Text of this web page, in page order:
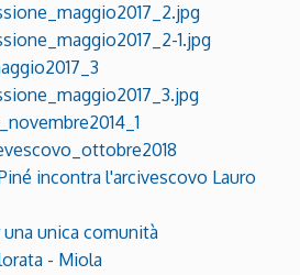
1.jpg
incontra l'arcivescovo Lauro
unica comunità
- Miola